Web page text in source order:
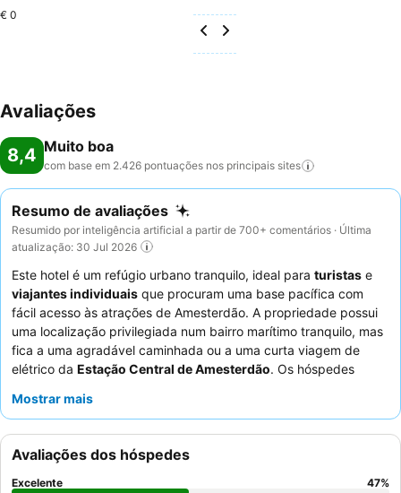
€ 0
Avaliações
8,4 Muito boa
com base em 2.426 pontuações nos principais sites
Resumo de avaliações
Resumido por inteligência artificial a partir de 700+ comentários · Última
atualização: 30 Jul 2026
Este hotel é um refúgio urbano tranquilo, ideal para turistas e
viajantes individuais que procuram uma base pacífica com
fácil acesso às atrações de Amesterdão. A propriedade possui
uma localização privilegiada num bairro marítimo tranquilo, mas
fica a uma agradável caminhada ou a uma curta viagem de
elétrico da Estação Central de Amesterdão. Os hóspedes
perfeito para maximizar o tempo de exploração. O
pequeno-almoço
é um destaque, oferecendo opções frescas e
variadas. Para a melhor experiência, considere pedir um quarto
comvista para o canal
Mostrar mais
Avaliações dos hóspedes
Excelente 47%